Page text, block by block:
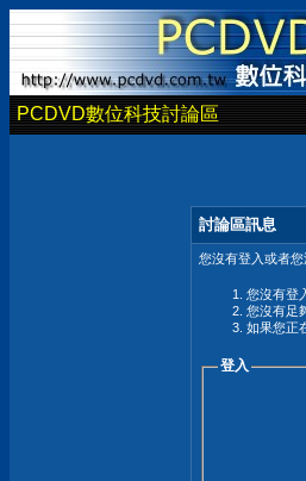
PCDVD數位科技討論區
討論區訊息
您沒有登入或者
您沒有登
您沒有足
如果您正
登入